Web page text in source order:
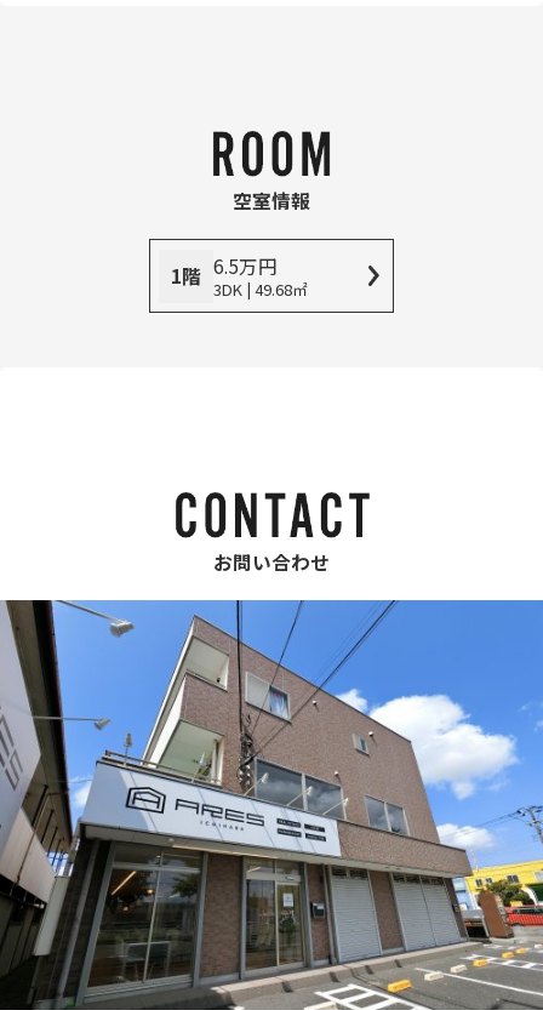
空室情報
1階 6.5万円
3DK | 49.68㎡
お問い合わせ